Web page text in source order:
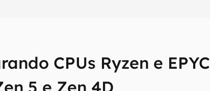
CPUs Ryzen e EPYC
5 e Zen 4D
tech!